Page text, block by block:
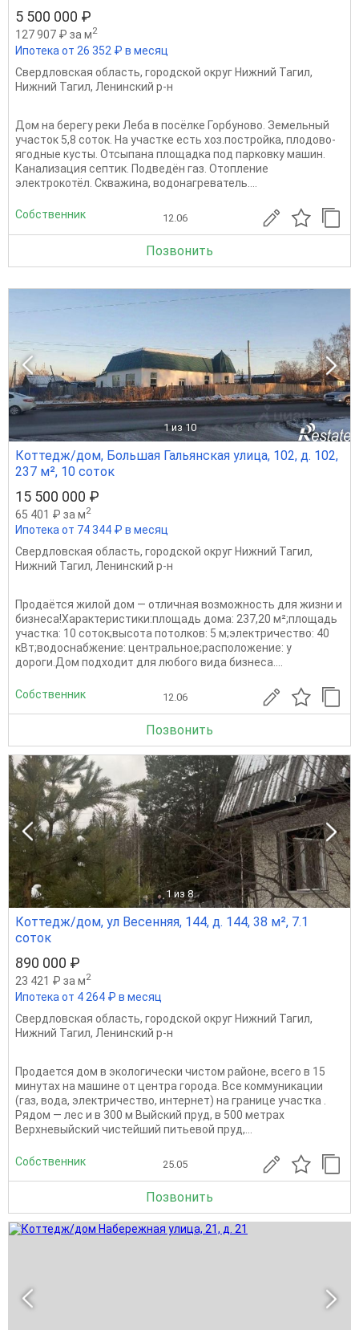
5 500 000 ₽
127 907 ₽ за м2
Ипотека от 26 352 ₽ в месяц
Свердловская область, городской округ Нижний Тагил,
Нижний Тагил, Ленинский р-н
Дом на берегу реки Леба в посёлке Горбуново. Земельный
участок 5,8 соток. На участке есть хоз.постройка, плодово-
ягодные кусты. Отсыпана площадка под парковку машин.
Канализация септик. Подведён газ. Отопление
электрокотёл. Скважина, водонагреватель....
Собственник 12.06
Позвонить
1 из 10
Коттедж/дом, Большая Гальянская улица, 102, д. 102,
237 м², 10 соток
15 500 000 ₽
65 401 ₽ за м2
Ипотека от 74 344 ₽ в месяц
Свердловская область, городской округ Нижний Тагил,
Нижний Тагил, Ленинский р-н
Продаётся жилой дом — отличная возможность для жизни и
бизнеса!Характеристики:площадь дома: 237,20 м²;площадь
участка: 10 соток;высота потолков: 5 м;электричество: 40
кВт;водоснабжение: центральное;расположение: у
дороги.Дом подходит для любого вида бизнеса....
Собственник 12.06
Позвонить
1 из 8
Коттедж/дом, ул Весенняя, 144, д. 144, 38 м², 7.1
соток
890 000 ₽
23 421 ₽ за м2
Ипотека от 4 264 ₽ в месяц
Свердловская область, городской округ Нижний Тагил,
Нижний Тагил, Ленинский р-н
Продается дом в экологически чистом районе, всего в 15
минутах на машине от центра города. Все коммуникации
(газ, вода, электричество, интернет) на границе участка .
Рядом — лес и в 300 м Выйский пруд, в 500 метрах
Верхневыйский чистейший питьевой пруд,...
Собственник 25.05
Позвонить